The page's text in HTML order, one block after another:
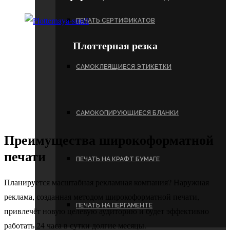
ПЕЧАТЬ СЕРТИФИКАТОВ
САМОКЛЕЯЩИЕСЯ ЭТИКЕТКИ
САМОКОПИРУЮЩИЕСЯ БЛАНКИ
ПЕЧАТЬ НА КРАФТ БУМАГЕ
ПЕЧАТЬ НА ПЕРГАМЕНТЕ
Плоттерная резка
Преимущества широкоформатной
печати
Планируется масштабная рекламная компания? Наружная
реклама, созданная методом широкоформатной печати,
привлечёт новую целевую аудиторию и будет эффективно
работать 24 часа в сутки долгие месяцы.